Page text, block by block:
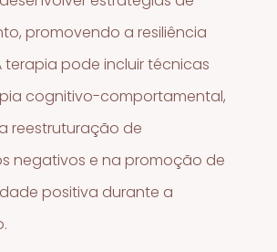
promovendo a resiliência
terapia pode incluir técnicas
cognitivo-comportamental,
reestruturação de
negativos e na promoção de
positiva durante a